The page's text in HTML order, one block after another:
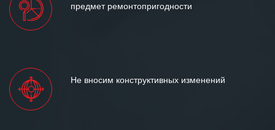
предмет ремонтопригодности
Не вносим конструктивных изменений